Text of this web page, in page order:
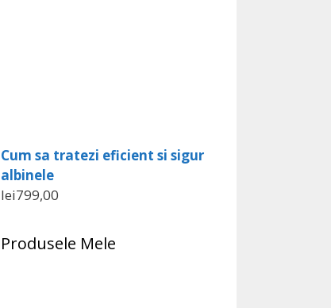
Cum sa tratezi eficient si sigur
albinele
lei799,00
Produsele Mele